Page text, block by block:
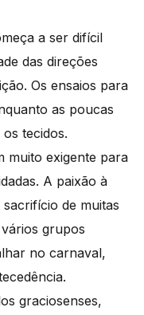
a ser difícil
das direções
Os ensaios para
as poucas
tecidos.
muito exigente para
A paixão à
de muitas
grupos
no carnaval,
graciosenses,